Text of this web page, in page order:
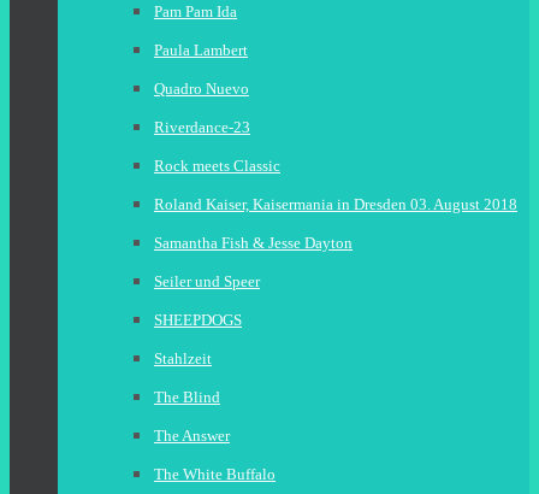
Pam Pam Ida
Paula Lambert
Quadro Nuevo
Riverdance-23
Rock meets Classic
Roland Kaiser, Kaisermania in Dresden 03. August 2018
Samantha Fish & Jesse Dayton
Seiler und Speer
SHEEPDOGS
Stahlzeit
The Blind
The Answer
The White Buffalo